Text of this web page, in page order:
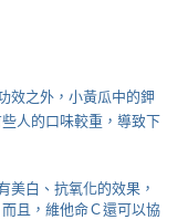
效之外，小黃瓜中的鉀
人的口味較重，導致下
美白、抗氧化的效果，
且，維他命Ｃ還可以協